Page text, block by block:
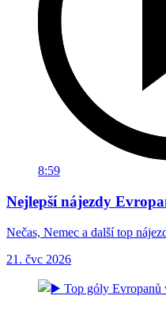
8:59
Nejlepší nájezdy
Nečas, Nemec a další top
21. čvc 2026